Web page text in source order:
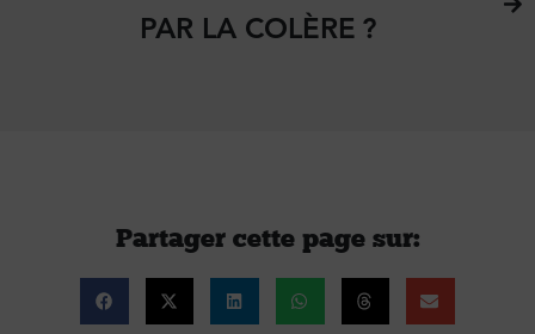
PAR LA COLÈRE ?
Partager cette page sur :